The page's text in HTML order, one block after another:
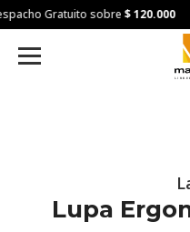
Gratuito sobre$ 120.000
Lupa